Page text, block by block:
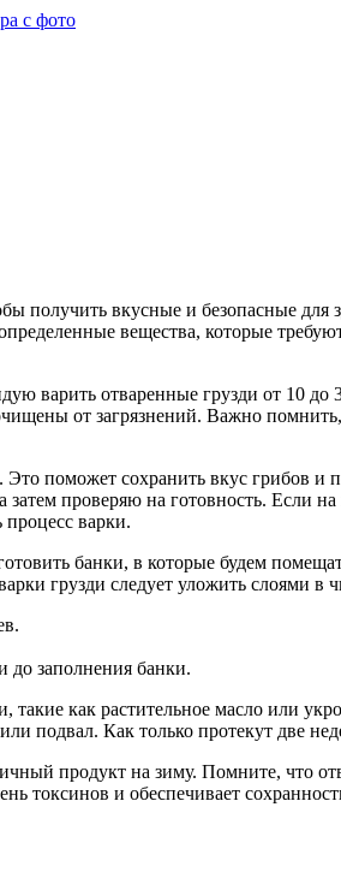
получить вкусные и безопасные
вещества, которые
варить отваренные грузди от 10
от загрязнений. Важно
поможет сохранить вкус грибов и
проверяю на готовность. Если
варки.
банки, в которые будем
грузди следует уложить слоями
до заполнения банки.
как растительное масло или
подвал. Как только протекут две
продукт на зиму. Помните, что
токсинов и обеспечивает